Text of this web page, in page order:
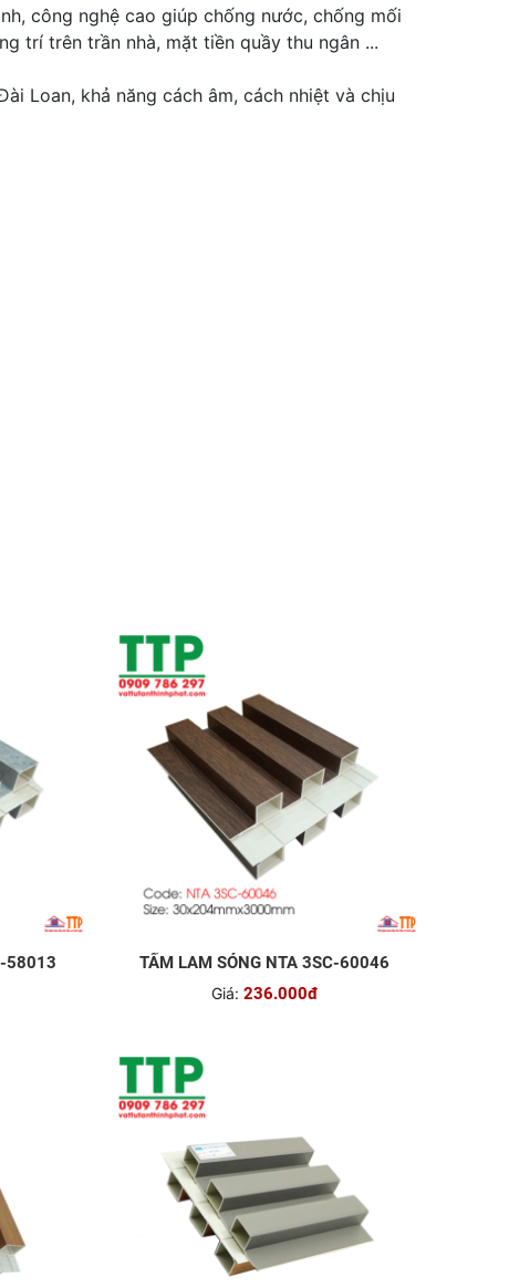
công nghệ cao giúp chống nước, chống mối
trí trên trần nhà, mặt tiền quầy thu ngân ...
Loan, khả năng cách âm, cách nhiệt và chịu
58013 TẤM LAM SÓNG NTA 3SC-60046
Giá: 236.000đ